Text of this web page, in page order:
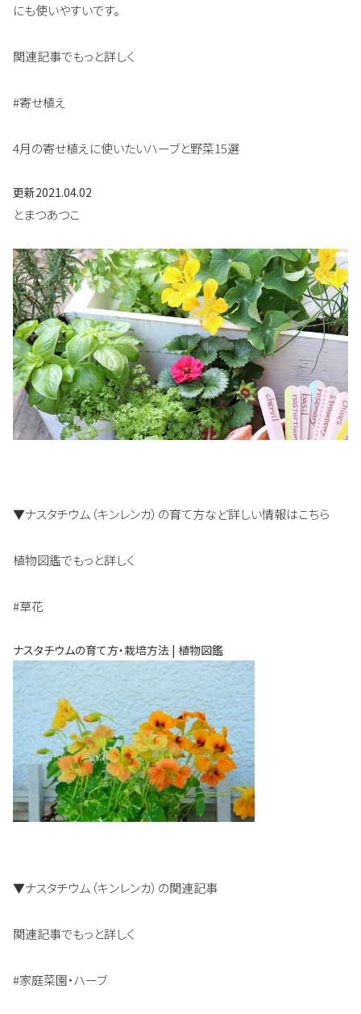
にも使いやすいです。
関連記事でもっと詳しく
#寄せ植え
4月の寄せ植えに使いたいハーブと野菜15選
更新2021.04.02
とまつあつこ
▼ナスタチウム（キンレンカ）の育て方など詳しい情報はこちら
植物図鑑でもっと詳しく
#草花
ナスタチウムの育て方・栽培方法 | 植物図鑑
▼ナスタチウム（キンレンカ）の関連記事
関連記事でもっと詳しく
#家庭菜園・ハーブ